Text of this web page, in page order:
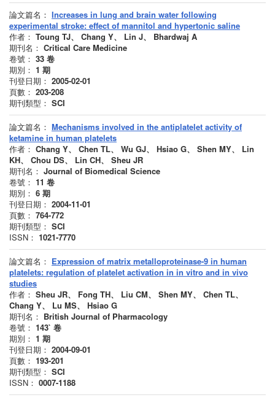
論文篇名： Increases in lung and brain water following
experimental stroke: effect of mannitol and hypertonic saline
作者： Toung TJ、 Chang Y、 Lin J、 Bhardwaj A
期刊名： Critical Care Medicine
卷號： 33 卷
期別： 1 期
刊登日期： 2005-02-01
頁數： 203-208
期刊類型： SCI
論文篇名： Mechanisms involved in the antiplatelet activity of
ketamine in human platelets
作者： Chang Y、 Chen TL、 Wu GJ、 Hsiao G、 Shen MY、 Lin
KH、 Chou DS、 Lin CH、 Sheu JR
期刊名： Journal of Biomedical Science
卷號： 11 卷
期別： 6 期
刊登日期： 2004-11-01
頁數： 764-772
期刊類型： SCI
ISSN： 1021-7770
論文篇名： Expression of matrix metalloproteinase-9 in human
platelets: regulation of platelet activation in in vitro and in vivo
studies
作者： Sheu JR、 Fong TH、 Liu CM、 Shen MY、 Chen TL、
Chang Y、 Lu MS、 Hsiao G
期刊名： British Journal of Pharmacology
卷號： 143` 卷
期別： 1 期
刊登日期： 2004-09-01
頁數： 193-201
期刊類型： SCI
ISSN： 0007-1188